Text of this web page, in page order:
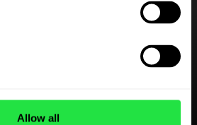
Allow all
ZEN.COM
en pocos